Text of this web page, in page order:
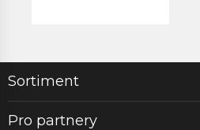
Sortiment
Pro partnery